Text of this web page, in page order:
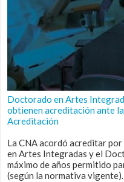
Doctorado en Artes
obtienen acreditación ante
Acreditación
La CNA acordó acreditar
en Artes Integradas y el
máximo de años permitido
(según la normativa vigente).